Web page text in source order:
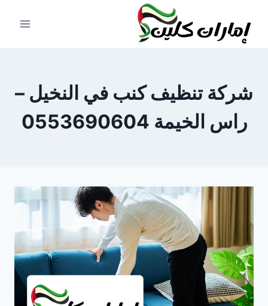
المحتوى
شركة تنظيف كنب في النخيل –
راس الخيمة 0553690604